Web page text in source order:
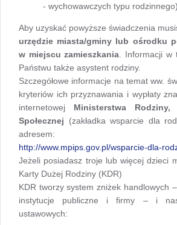
- wychowawczych typu rodzinnego).
Aby uzyskać powyższe świadczenia
urzędzie miasta/gminy lub ośrodku
w miejscu zamieszkania . Informacji
Państwu także asystent rodziny.
Szczegółowe informacje na temat ww.
kryteriów ich przyznawania i wypłaty
internetowej Ministerstwa
Społecznej (zakładka wsparcie dla
adresem:
http://www.mpips.gov.pl/wsparcie-dla-
Jeżeli posiadasz troje lub więcej dzieci
Karty Dużej Rodziny (KDR)
KDR tworzy system zniżek handlowych
instytucje publiczne i firmy – i
ustawowych: